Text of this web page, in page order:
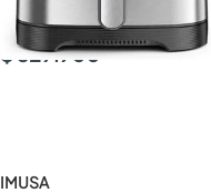
$ 529.900
IMUSA